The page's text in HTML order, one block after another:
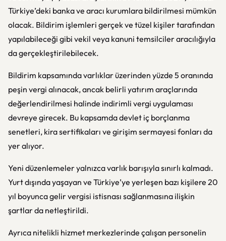
Türkiye’deki banka ve aracı kurumlara bildirilmesi mümkün
olacak. Bildirim işlemleri gerçek ve tüzel kişiler tarafından
yapılabileceği gibi vekil veya kanuni temsilciler aracılığıyla
da gerçekleştirilebilecek.
Bildirim kapsamında varlıklar üzerinden yüzde 5 oranında
peşin vergi alınacak, ancak belirli yatırım araçlarında
değerlendirilmesi halinde indirimli vergi uygulaması
devreye girecek. Bu kapsamda devlet iç borçlanma
senetleri, kira sertifikaları ve girişim sermayesi fonları da
yer alıyor.
Yeni düzenlemeler yalnızca varlık barışıyla sınırlı kalmadı.
Yurt dışında yaşayan ve Türkiye’ye yerleşen bazı kişilere 20
yıl boyunca gelir vergisi istisnası sağlanmasına ilişkin
şartlar da netleştirildi.
Ayrıca nitelikli hizmet merkezlerinde çalışan personelin